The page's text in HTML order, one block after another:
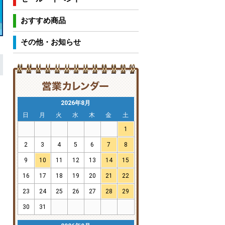
おすすめ商品
その他・お知らせ
2026年8月
日
月 火 水 木 金
土
1
2 3 4 5 6 7 8
9 10 11 12 13 14 15
16 17 18 19 20 21 22
23 24 25 26 27 28 29
30 31